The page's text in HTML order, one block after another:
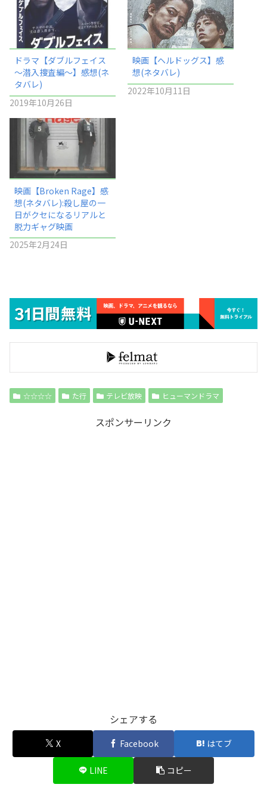
ドラマ【ダブルフェイス
～潜入捜査編～】感想(ネ
タバレ)
2019年10月26日
映画【ヘルドッグス】感
想(ネタバレ)
2022年10月11日
映画【Broken Rage】感
想(ネタバレ):殺し屋の一
日がクセになるリアルと
脱力ギャグ映画
2025年2月24日
☆☆☆☆ た行 テレビ放映 ヒューマンドラマ
スポンサーリンク
シェアする
X Facebook はてブ
LINE コピー